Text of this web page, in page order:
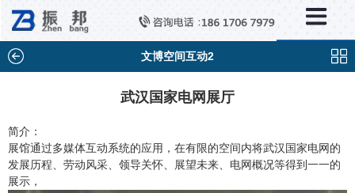
文博空间互动2
武汉国家电网展厅
简介：
展馆通过多媒体互动系统的应用，在有限的空间内将武汉国家电网的
发展历程、劳动风采、领导关怀、展望未来、电网概况等得到一一的
展示，
新闻中心
×
公司新闻
问题解答